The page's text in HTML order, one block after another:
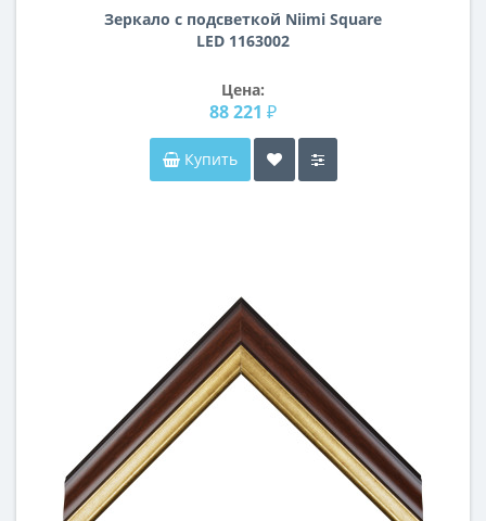
Зеркало с подсветкой Niimi Square
LED 1163002
Цена:
88 221 ₽
Купить